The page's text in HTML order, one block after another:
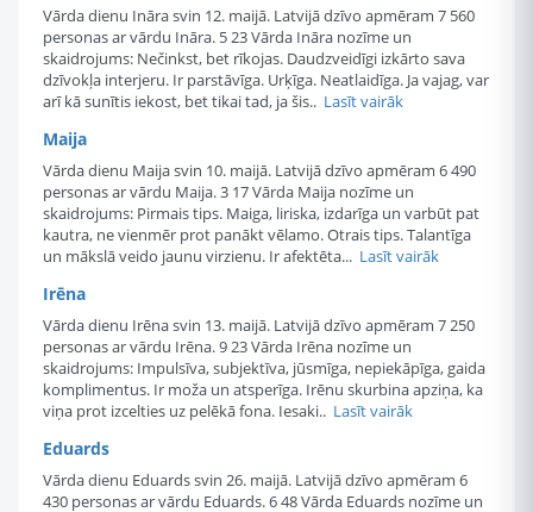
Vārda dienu Ināra svin 12. maijā. Latvijā dzīvo apmēram 7 560
personas ar vārdu Ināra. 5 23 Vārda Ināra nozīme un
skaidrojums: Nečinkst, bet rīkojas. Daudzveidīgi izkārto sava
dzīvokļa interjeru. Ir parstāvīga. Urķīga. Neatlaidīga. Ja vajag, var
arī kā sunītis iekost, bet tikai tad, ja šis.. Lasīt vairāk
Maija
Vārda dienu Maija svin 10. maijā. Latvijā dzīvo apmēram 6 490
personas ar vārdu Maija. 3 17 Vārda Maija nozīme un
skaidrojums: Pirmais tips. Maiga, liriska, izdarīga un varbūt pat
kautra, ne vienmēr prot panākt vēlamo. Otrais tips. Talantīga
un mākslā veido jaunu virzienu. Ir afektēta... Lasīt vairāk
Irēna
Vārda dienu Irēna svin 13. maijā. Latvijā dzīvo apmēram 7 250
personas ar vārdu Irēna. 9 23 Vārda Irēna nozīme un
skaidrojums: Impulsīva, subjektīva, jūsmīga, nepiekāpīga, gaida
komplimentus. Ir moža un atsperīga. Irēnu skurbina apziņa, ka
viņa prot izcelties uz pelēkā fona. Iesaki.. Lasīt vairāk
Eduards
Vārda dienu Eduards svin 26. maijā. Latvijā dzīvo apmēram 6
430 personas ar vārdu Eduards. 6 48 Vārda Eduards nozīme un